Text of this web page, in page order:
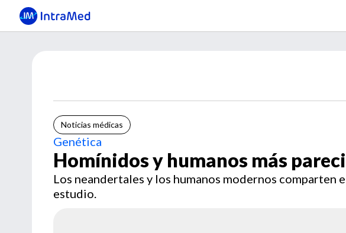
Noticias médicas
Genética
Homínidos y humanos más
Los neandertales y los humanos modernos comparten
estudio.